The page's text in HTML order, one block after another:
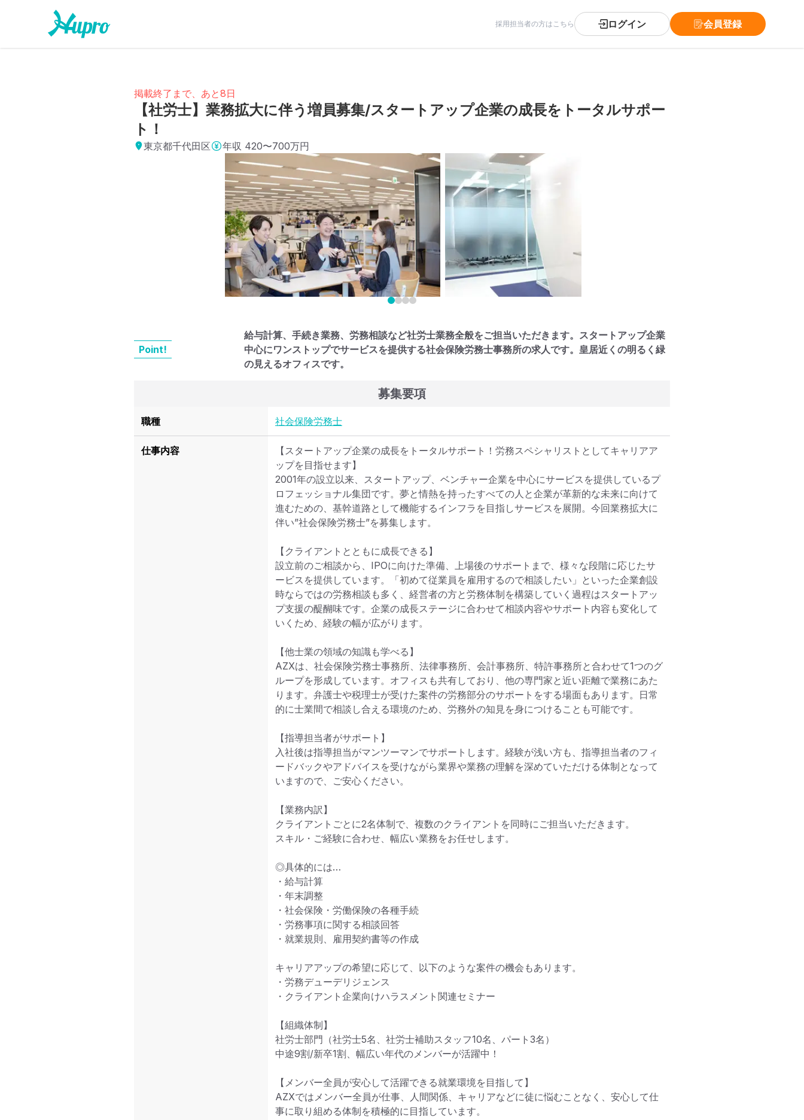
採用担当者の方はこちら ログイン 会員登録
掲載終了まで、あと8日
【社労士】業務拡大に伴う増員募集/スタートアップ企業の成長をトータルサポー
ト！
東京都千代田区 年収 420〜700万円
Point!
給与計算、手続き業務、労務相談など社労士業務全般をご担当いただきます。スタートアップ企業
中心にワンストップでサービスを提供する社会保険労務士事務所の求人です。皇居近くの明るく緑
の見えるオフィスです。
募集要項
職種 社会保険労務士
仕事内容
【スタートアップ企業の成長をトータルサポート！労務スペシャリストとしてキャリアア
ップを目指せます】
2001年の設立以来、スタートアップ、ベンチャー企業を中心にサービスを提供しているプ
ロフェッショナル集団です。夢と情熱を持ったすべての人と企業が革新的な未来に向けて
進むための、基幹道路として機能するインフラを目指しサービスを展開。今回業務拡大に
伴い”社会保険労務士”を募集します。
【クライアントとともに成長できる】
設立前のご相談から、IPOに向けた準備、上場後のサポートまで、様々な段階に応じたサ
ービスを提供しています。「初めて従業員を雇用するので相談したい」といった企業創設
時ならではの労務相談も多く、経営者の方と労務体制を構築していく過程はスタートアッ
プ支援の醍醐味です。企業の成長ステージに合わせて相談内容やサポート内容も変化して
いくため、経験の幅が広がります。
【他士業の領域の知識も学べる】
AZXは、社会保険労務士事務所、法律事務所、会計事務所、特許事務所と合わせて1つのグ
ループを形成しています。オフィスも共有しており、他の専門家と近い距離で業務にあた
ります。弁護士や税理士が受けた案件の労務部分のサポートをする場面もあります。日常
的に士業間で相談し合える環境のため、労務外の知見を身につけることも可能です。
【指導担当者がサポート】
入社後は指導担当がマンツーマンでサポートします。経験が浅い方も、指導担当者のフィ
ードバックやアドバイスを受けながら業界や業務の理解を深めていただける体制となって
いますので、ご安心ください。
【業務内訳】
クライアントごとに2名体制で、複数のクライアントを同時にご担当いただきます。
スキル・ご経験に合わせ、幅広い業務をお任せします。
◎具体的には…
・給与計算
・年末調整
・社会保険・労働保険の各種手続
・労務事項に関する相談回答
・就業規則、雇用契約書等の作成
キャリアアップの希望に応じて、以下のような案件の機会もあります。
・労務デューデリジェンス
・クライアント企業向けハラスメント関連セミナー
【組織体制】
社労士部門（社労士5名、社労士補助スタッフ10名、パート3名）
中途9割/新卒1割、幅広い年代のメンバーが活躍中！
【メンバー全員が安心して活躍できる就業環境を目指して】
AZXではメンバー全員が仕事、人間関係、キャリアなどに徒に悩むことなく、安心して仕
事に取り組める体制を積極的に目指しています。